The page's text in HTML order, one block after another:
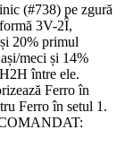
(#738) pe zgură
3V-2Î,
20% primul
meci și 14%
între ele.
Ferro în
Ferro în setul 1.